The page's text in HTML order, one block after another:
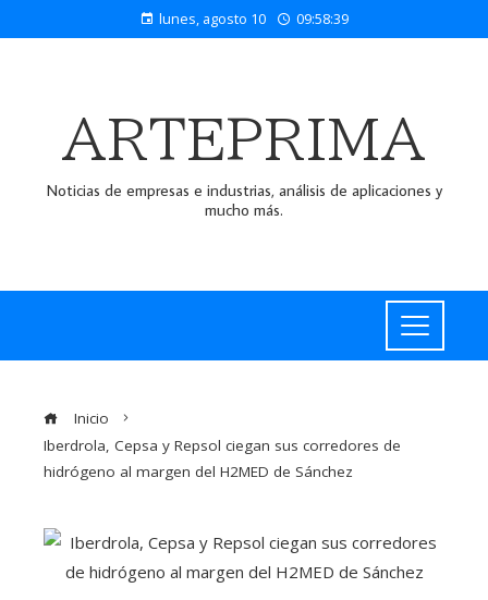
lunes, agosto 10 09:58:40
ARTEPRIMA
Noticias de empresas e industrias, análisis de aplicaciones y
mucho más.
Inicio
Iberdrola, Cepsa y Repsol ciegan sus corredores de
hidrógeno al margen del H2MED de Sánchez